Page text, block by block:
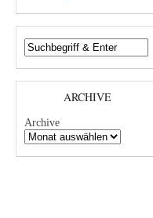
ARCHIVE
Archive